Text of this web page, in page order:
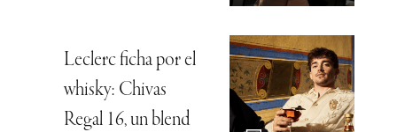
Leclerc ficha por el
whisky: Chivas
Regal 16, un blend